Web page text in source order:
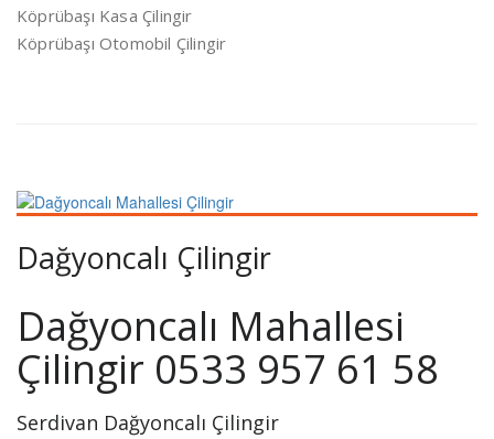
Köprübaşı Kasa Çilingir
Köprübaşı Otomobil Çilingir
Dağyoncalı Çilingir
Dağyoncalı Mahallesi
Çilingir 0533 957 61 58
Serdivan Dağyoncalı Çilingir